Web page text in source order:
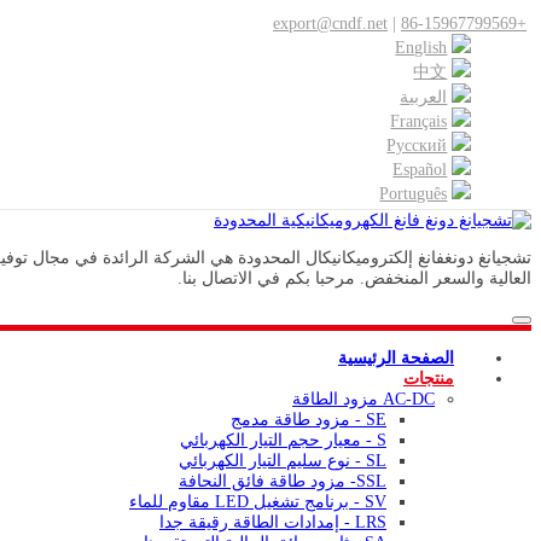
+86-15967799569
export@cndf.net
English
中文
العربية
Français
Pусский
Español
Português
العالية والسعر المنخفض. مرحبا بكم في الاتصال بنا.
الصفحة الرئيسية
منتجات
AC-DC مزود الطاقة
SE - مزود طاقة مدمج
S - معيار حجم التيار الكهربائي
SL - نوع سليم التيار الكهربائي
SSL- مزود طاقة فائق النحافة
SV - برنامج تشغيل LED مقاوم للماء
LRS - إمدادات الطاقة رقيقة جدا